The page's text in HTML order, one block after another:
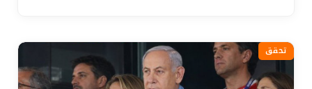
تحقق